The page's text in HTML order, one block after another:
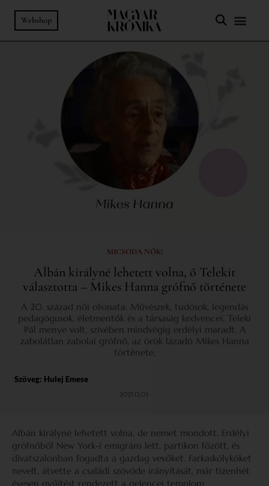
Webshop
MICSODA NŐK!
Albán királyné lehetett volna, ő Telekit
választotta – Mikes Hanna grófnő története
A 20. század női olvasata. Művészek, tudósok, legendás
pedagógusok, életmentők és a társaság kedvencei. Teleki
Pál menye volt, szívében mindvégig erdélyi maradt. A
zabolátlan zabolai grófnő, az örök lázadó Mikes Hanna
története.
Szöveg: Hulej Emese
2025.12.03.
Albán királyné lehetett volna, de nemet mondott. Erdélyi
grófnőből New York-i emigráns lett, partikon főzött, és
divatszalonban fogadta a gazdag vevőket. Farkaskölyköket
nevelt, átvette a családi szövöde irányítását, már tizenhét
évesen gyűjtést rendezett a gelencei templom